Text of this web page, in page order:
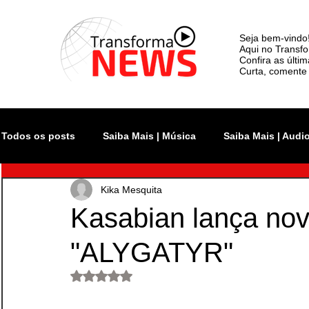
Seja bem-
Aqui no
Confira as
Curta,
Todos os posts Saiba Mais | Música Saiba Mais |
Atualidade Rock In Rio
Monsters of Rock SP The Town Lollapalooza
Kasabian lança
"ALYGATYR"
Kika Mesquita
Avaliado com NaN de 5 estrelas.